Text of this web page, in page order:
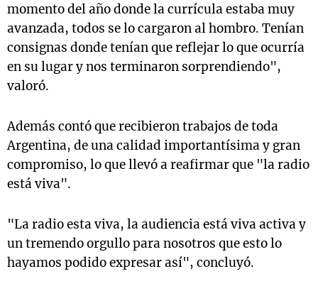
momento del año donde la currícula estaba muy
avanzada, todos se lo cargaron al hombro. Tenían
consignas donde tenían que reflejar lo que ocurría
en su lugar y nos terminaron sorprendiendo",
valoró.
Además contó que recibieron trabajos de toda
Argentina, de una calidad importantísima y gran
compromiso, lo que llevó a reafirmar que "la radio
está viva".
"La radio esta viva, la audiencia está viva activa y
un tremendo orgullo para nosotros que esto lo
hayamos podido expresar así", concluyó.